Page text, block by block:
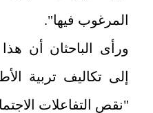
المرغوب فيها".
ورأى الباحثان أن
إلى تكاليف تربية
"نقص التفاعلات